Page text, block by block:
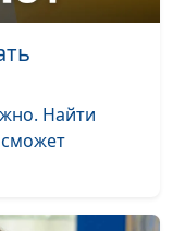
Алена
Найти